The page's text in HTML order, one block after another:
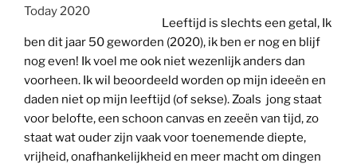
Today 2020
Leeftijd is slechts een getal, Ik
ben dit jaar 50 geworden (2020), ik ben er nog en blijf
nog even! Ik voel me ook niet wezenlijk anders dan
voorheen. Ik wil beoordeeld worden op mijn ideeën en
daden niet op mijn leeftijd (of sekse). Zoals jong staat
voor belofte, een schoon canvas en zeeën van tijd, zo
staat wat ouder zijn vaak voor toenemende diepte,
vrijheid, onafhankelijkheid en meer macht om dingen